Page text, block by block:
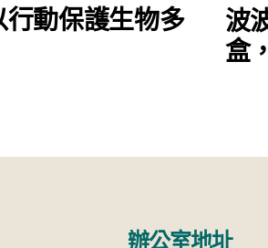
動保護生物多
波
盒
辦公室地址